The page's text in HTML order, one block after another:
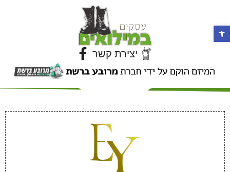
פתח סרגל נגישות
יצירת קשר